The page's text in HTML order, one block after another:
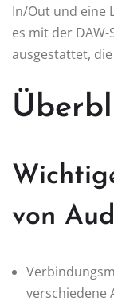
In/Out und eine
es mit der
ausgestattet,
von
verschiedene